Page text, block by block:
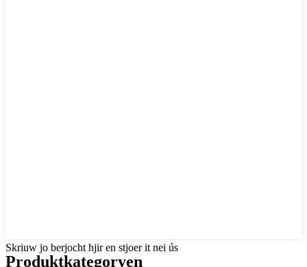
Skriuw jo berjocht hjir en stjoer it nei ús
Produktkategoryen